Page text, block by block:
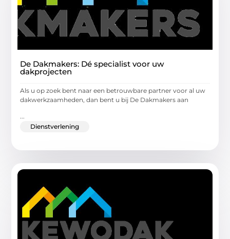
De Dakmakers: Dé specialist voor uw
dakprojecten
Als u op zoek bent naar een betrouwbare partner voor al uw
dakwerkzaamheden, dan bent u bij De Dakmakers aan
Dienstverlening